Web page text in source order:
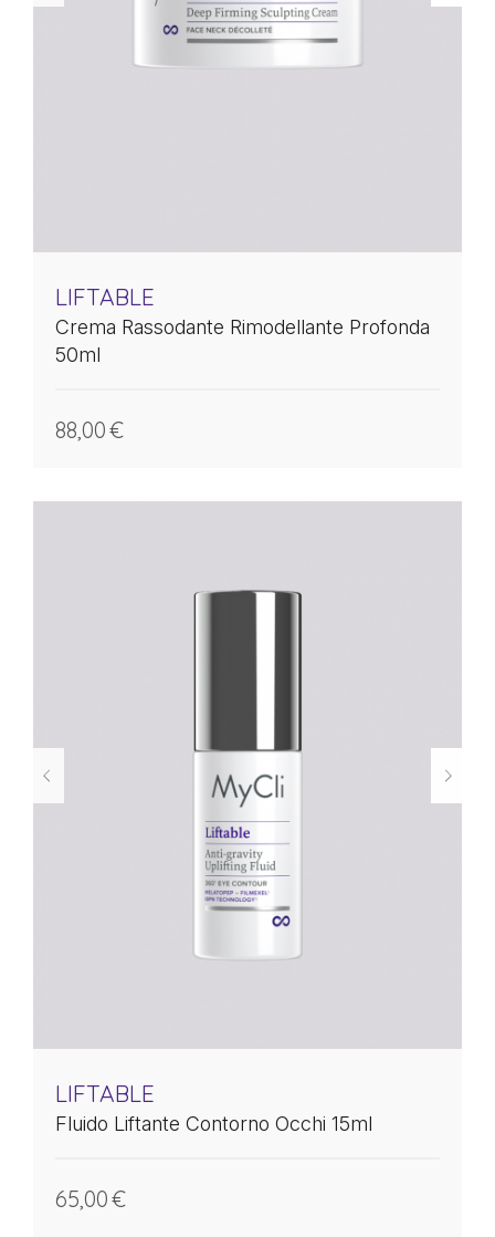
LIFTABLE
Crema Rassodante Rimodellante Profonda
50ml
88,00€
LIFTABLE
Fluido Liftante Contorno Occhi 15ml
65,00€